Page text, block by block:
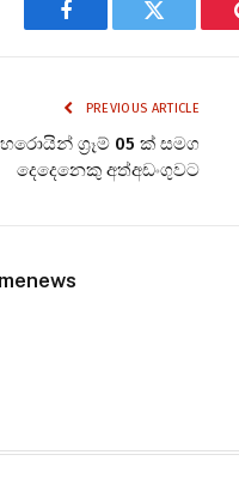
Facebook Twitter
PREVIOUS ARTICLE
ග්‍රෑම් 05 ක් සමග
දෙදෙනෙකු අත්අඩංගුවට